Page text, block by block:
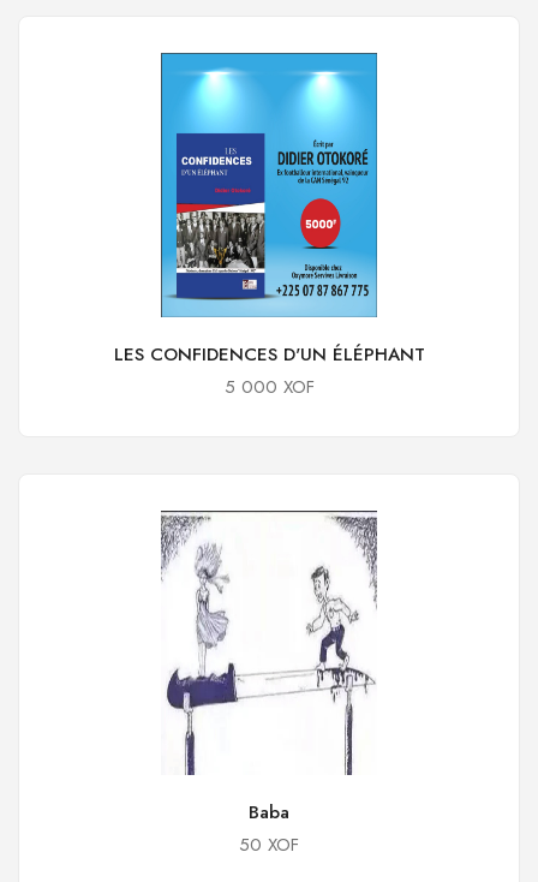
LES CONFIDENCES D'UN ÉLÉPHANT
5 000 XOF
Baba
50 XOF